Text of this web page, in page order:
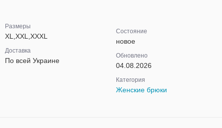
Размеры
XL,XXL,XXXL
Доставка
По всей Украине
Состояние
новое
Обновлено
04.08.2026
Категория
Женские брюки